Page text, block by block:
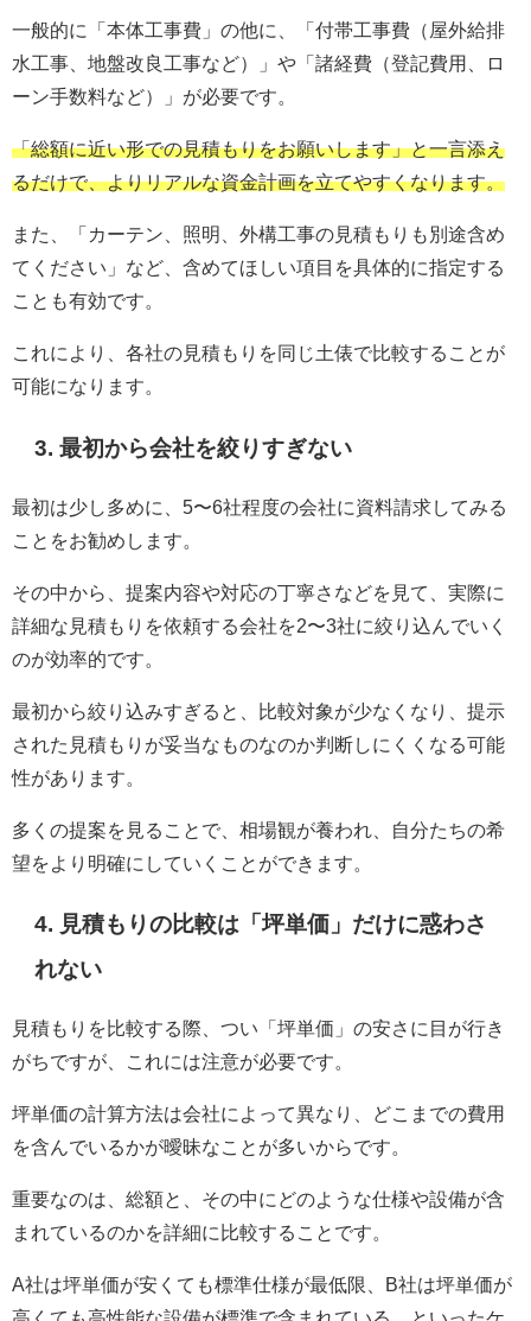
一般的に「本体工事費」の他に、「付帯工事費（屋外給排
水工事、地盤改良工事など）」や「諸経費（登記費用、ロ
ーン手数料など）」が必要です。
「総額に近い形での見積もりをお願いします」と一言添え
るだけで、よりリアルな資金計画を立てやすくなります。
また、「カーテン、照明、外構工事の見積もりも別途含め
てください」など、含めてほしい項目を具体的に指定する
ことも有効です。
これにより、各社の見積もりを同じ土俵で比較することが
可能になります。
3. 最初から会社を絞りすぎない
最初は少し多めに、5〜6社程度の会社に資料請求してみる
ことをお勧めします。
その中から、提案内容や対応の丁寧さなどを見て、実際に
詳細な見積もりを依頼する会社を2〜3社に絞り込んでいく
のが効率的です。
最初から絞り込みすぎると、比較対象が少なくなり、提示
された見積もりが妥当なものなのか判断しにくくなる可能
性があります。
多くの提案を見ることで、相場観が養われ、自分たちの希
望をより明確にしていくことができます。
4. 見積もりの比較は「坪単価」だけに惑わさ
れない
見積もりを比較する際、つい「坪単価」の安さに目が行き
がちですが、これには注意が必要です。
坪単価の計算方法は会社によって異なり、どこまでの費用
を含んでいるかが曖昧なことが多いからです。
重要なのは、総額と、その中にどのような仕様や設備が含
まれているのかを詳細に比較することです。
A社は坪単価が安くても標準仕様が最低限、B社は坪単価が
高くても高性能な設備が標準で含まれている、といったケ